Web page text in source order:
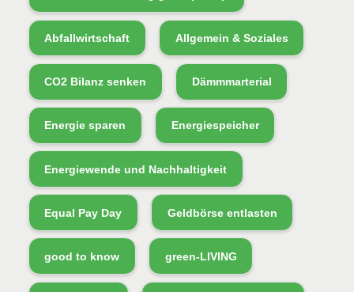
Abfallwirtschaft Allgemein & Soziales
CO2 Bilanz senken Dämmmarterial
Energie sparen Energiespeicher
Energiewende und Nachhaltigkeit
Equal Pay Day Geldbörse entlasten
good to know green-LIVING